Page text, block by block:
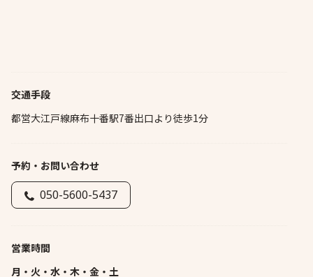
交通手段
都営大江戸線麻布十番駅7番出口より徒歩1分
予約・お問い合わせ
050-5600-5437
営業時間
月・火・水・木・金・土